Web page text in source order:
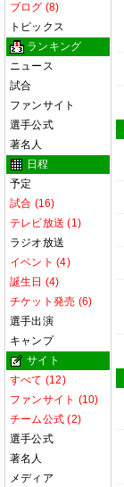
ブログ (8)
トピックス
ランキング
ニュース
試合
ファンサイト
選手公式
著名人
日程
予定
試合 (16)
テレビ放送 (1)
ラジオ放送
イベント (4)
誕生日 (4)
チケット発売 (6)
選手出演
キャンプ
サイト
すべて (12)
ファンサイト (10)
チーム公式 (2)
選手公式
著名人
メディア